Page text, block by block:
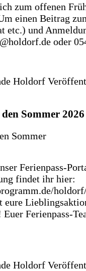
zum offenen
einen Beitrag
etc.) und
oder
Holdorf
Sommer
Ferienpass-
findet ihr hier:
eure
Ferienpass-
Holdorf